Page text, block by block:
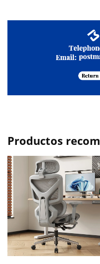
Productos